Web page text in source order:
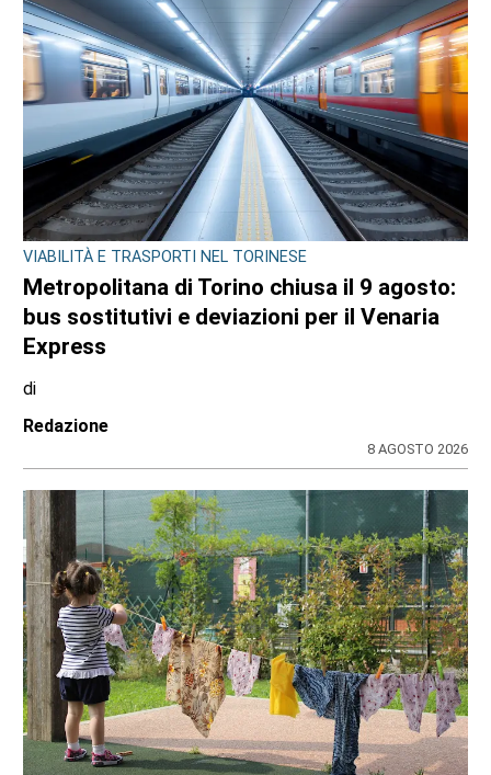
VIABILITÀ E TRASPORTI NEL TORINESE
Metropolitana di Torino chiusa il 9 agosto:
bus sostitutivi e deviazioni per il Venaria
Express
di
Redazione
8 AGOSTO 2026